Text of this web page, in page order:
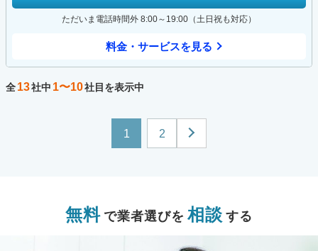
ただいま電話時間外 8:00～19:00（土日祝も対応）
料金・サービスを見る
全13社中 1〜10社目を表示中
1 2
無料 で業者選びを 相談 する